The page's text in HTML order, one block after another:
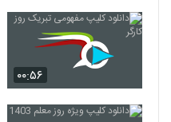
۰۰:۵۶